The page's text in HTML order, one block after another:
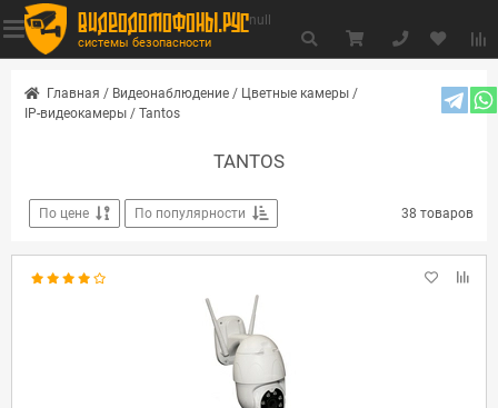
видеодомофоны.рус
системы безопасности
null
Главная / Видеонаблюдение / Цветные камеры /
IP-видеокамеры / Tantos
TANTOS
По цене По популярности 38 товаров